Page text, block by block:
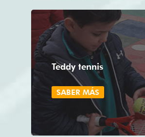
Teddy tennis
SABER MÁS